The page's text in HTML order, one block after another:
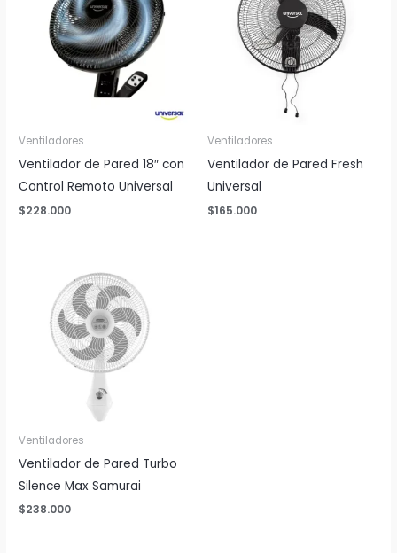
Ventiladores
Ventilador de Pared 18″ con
Control Remoto Universal
$228.000
Ventiladores
Ventilador de Pared Fresh
Universal
$165.000
Ventiladores
Ventilador de Pared Turbo
Silence Max Samurai
$238.000